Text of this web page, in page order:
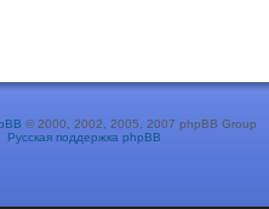
© 2000, 2002, 2005, 2007 phpBB Group
Русская поддержка phpBB